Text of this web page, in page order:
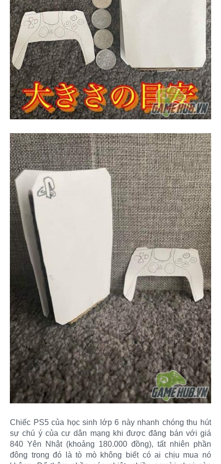
Chiếc PS5 của học sinh lớp 6 này nhanh chóng thu hút
sự chú ý của cư dân mạng khi được đăng bán với giá
840 Yên Nhật (khoảng 180.000 đồng), tất nhiên phần
đông trong đó là tò mò không biết có ai chịu mua nó